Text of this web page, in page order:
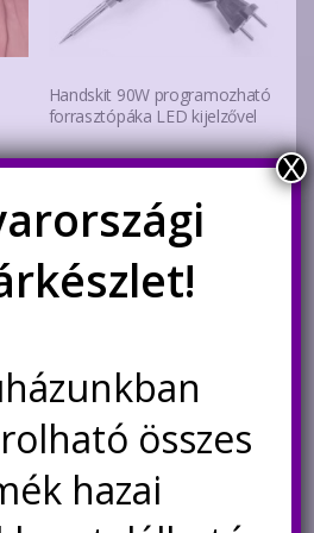
Handskit 90W programozható
forrasztópáka LED kijelzővel
Nincs készleten
Értesítésetek ha
összes
hazai
X